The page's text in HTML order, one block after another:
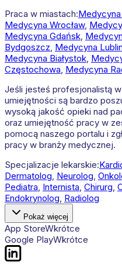
Praca w miastach:Medycyna
Medycyna Wrocław,
Medycyna Gdańsk
Bydgoszcz Medycyna Lublin
Medycyna Białystok
Częstochowa Medycyna
Jeśli jesteś profesjonalistą
umiejętności są bardzo
wysoką jakość opieki nad
oraz umiejętność pracy w
pomocą naszego portalu i
pracy w branży medycznej.
Specjalizacje lekarskie:
Dermatolog Neurolog
Pediatra Internista Chirurg
Endokrynolog Radiolog
Pokaż więcej
App StoreWkrótce
Google PlayWkrótce